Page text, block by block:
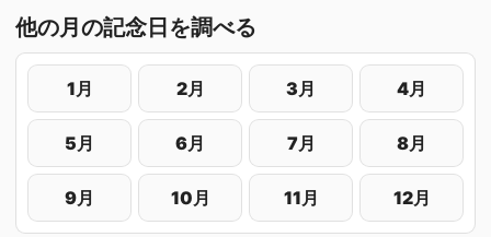
他の月の記念日を調べる
1月 2月 3月 4月
5月 6月 7月 8月
9月 10月 11月 12月